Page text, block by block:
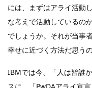
には、まずはアライ活動
な考えで活動しているの
でしょうか。それが当事
幸せに近づく方法だ思うの
IBMでは今、「人は皆誰
スに、「PwDAアライ宣